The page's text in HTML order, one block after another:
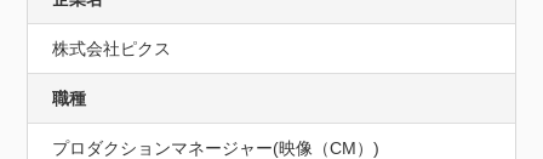
株式会社ピクス
職種
プロダクションマネージャー(映像（CM）)